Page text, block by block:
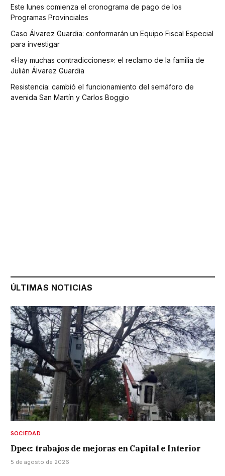
Este lunes comienza el cronograma de pago de los
Programas Provinciales
Caso Álvarez Guardia: conformarán un Equipo Fiscal Especial
para investigar
«Hay muchas contradicciones»: el reclamo de la familia de
Julián Álvarez Guardia
Resistencia: cambió el funcionamiento del semáforo de
avenida San Martín y Carlos Boggio
ÚLTIMAS NOTICIAS
SOCIEDAD
Dpec: trabajos de mejoras en Capital e Interior
5 de agosto de 2026